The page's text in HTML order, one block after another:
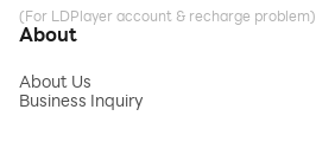
(For LDPlayer account & recharge problem)
About
About Us
Business Inquiry